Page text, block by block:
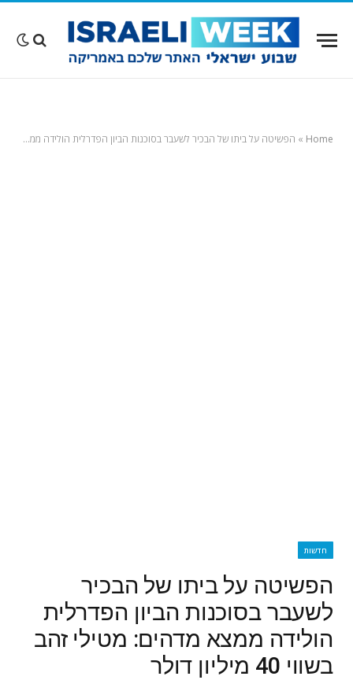
Home
» הפשיטה על ביתו של הבכיר לשעבר בסוכנות הביון הפדרלית הולידה ממצא מדהים: מטילי זהב בשווי 40 מיליון דולר
חדשות
הפשיטה על ביתו של הבכיר
לשעבר בסוכנות הביון הפדרלית
הולידה ממצא מדהים: מטילי זהב
בשווי 40 מיליון דולר